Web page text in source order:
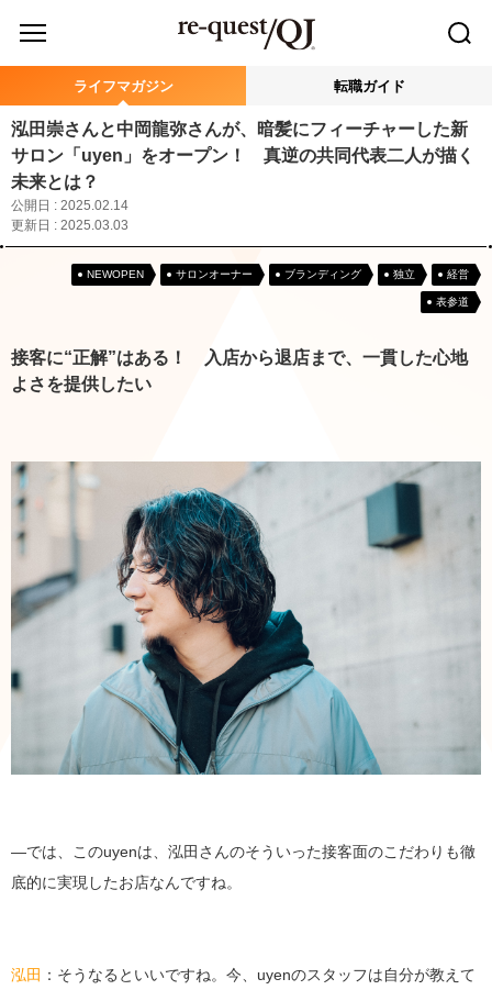
ライフマガジン 転職ガイド
泓田崇さんと中岡龍弥さんが、暗髪にフィーチャーした新
サロン「uyen」をオープン！ 真逆の共同代表二人が描く
未来とは？
公開日 : 2025.02.14
更新日 : 2025.03.03
NEWOPEN サロンオーナー ブランディング 独立 経営
表参道
接客に“正解”はある！ 入店から退店まで、一貫した心地
よさを提供したい
―では、このuyenは、泓田さんのそういった接客面のこだわりも徹
底的に実現したお店なんですね。
泓田 ：そうなるといいですね。今、uyenのスタッフは自分が教えて